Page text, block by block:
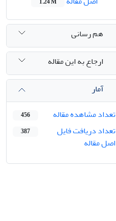
هم رسانی
ارجاع به این مقاله
آمار
تعداد مشاهده مقاله
456
تعداد دریافت فایل
اصل مقاله
387